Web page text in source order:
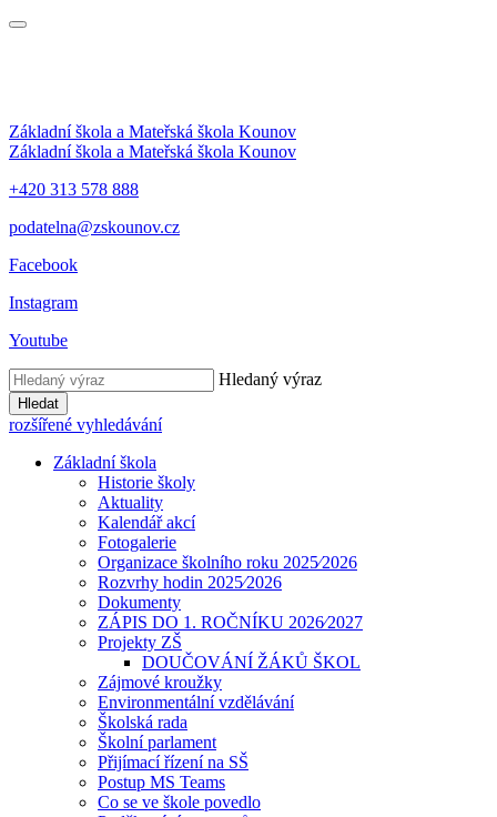
Základní škola a Mateřská škola Kounov
Základní škola a Mateřská škola Kounov
+420 313 578 888
podatelna@zskounov.cz
Facebook
Instagram
Youtube
Hledaný výraz
Hledat
rozšířené vyhledávání
Základní škola
Historie školy
Aktuality
Kalendář akcí
Fotogalerie
Organizace školního roku 2025⁄2026
Rozvrhy hodin 2025⁄2026
Dokumenty
ZÁPIS DO 1. ROČNÍKU 2026⁄2027
Projekty ZŠ
DOUČOVÁNÍ ŽÁKŮ ŠKOL
Zájmové kroužky
Environmentální vzdělávání
Školská rada
Školní parlament
Přijímací řízení na SŠ
Postup MS Teams
Co se ve škole povedlo